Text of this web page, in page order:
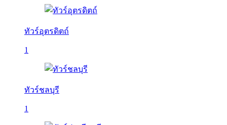
ทัวร์อุตรดิตถ์
1
ทัวร์ชลบุรี
1